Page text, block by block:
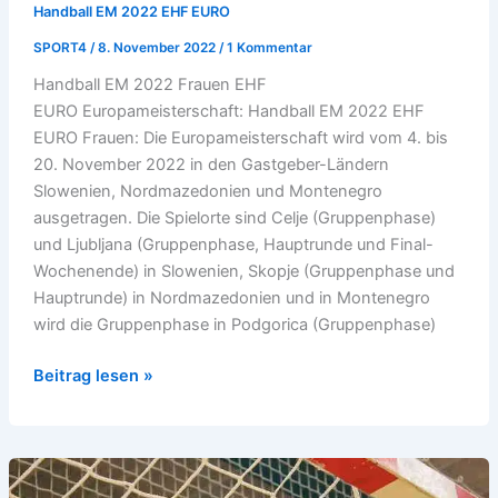
Handball EM 2022 EHF EURO
SPORT4 /8. November 2022 /1 Kommentar
Handball EM 2022 Frauen EHF
EURO Europameisterschaft: Handball EM 2022 EHF
EURO Frauen: Die Europameisterschaft wird vom 4. bis
20. November 2022 in den Gastgeber-Ländern
Slowenien, Nordmazedonien und Montenegro
ausgetragen. Die Spielorte sind Celje (Gruppenphase)
und Ljubljana (Gruppenphase, Hauptrunde und Final-
Wochenende) in Slowenien, Skopje (Gruppenphase und
Hauptrunde) in Nordmazedonien und in Montenegro
wird die Gruppenphase in Podgorica (Gruppenphase)
Handball
EHF
EURO
Beitrag lesen »